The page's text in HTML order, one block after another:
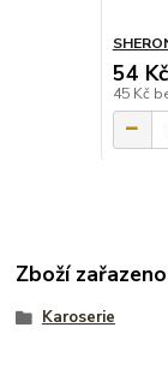
54 Kč
45 Kč
Zboží
Karoserie